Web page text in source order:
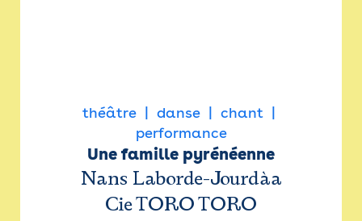
théâtre danse
chant
performance
Une famille pyrénéenne
Nans Laborde-Jourdàa
Cie TORO TORO